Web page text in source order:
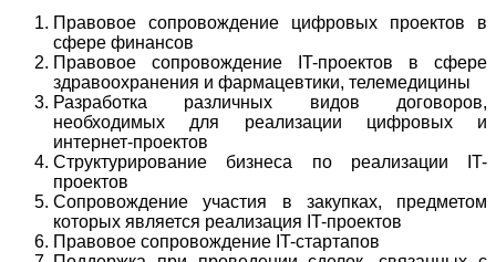
Правовое сопровождение цифровых проектов в
сфере финансов
Правовое сопровождение IT-проектов в сфере
здравоохранения и фармацевтики, телемедицины
Разработка различных видов договоров,
необходимых для реализации цифровых и
интернет-проектов
Структурирование бизнеса по реализации IT-
проектов
Сопровождение участия в закупках, предметом
которых является реализация IT-проектов
Правовое сопровождение IT-стартапов